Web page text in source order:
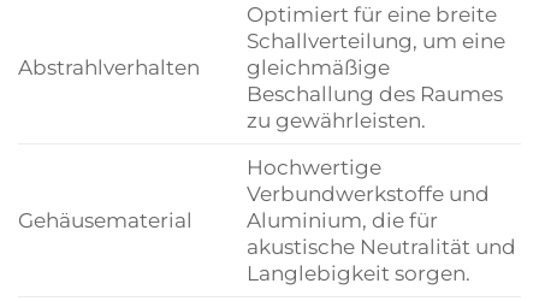
Abstrahlverhalten
Optimiert für eine breite
Schallverteilung, um eine
gleichmäßige
Beschallung des Raumes
zu gewährleisten.
Gehäusematerial
Hochwertige
Verbundwerkstoffe und
Aluminium, die für
akustische Neutralität und
Langlebigkeit sorgen.